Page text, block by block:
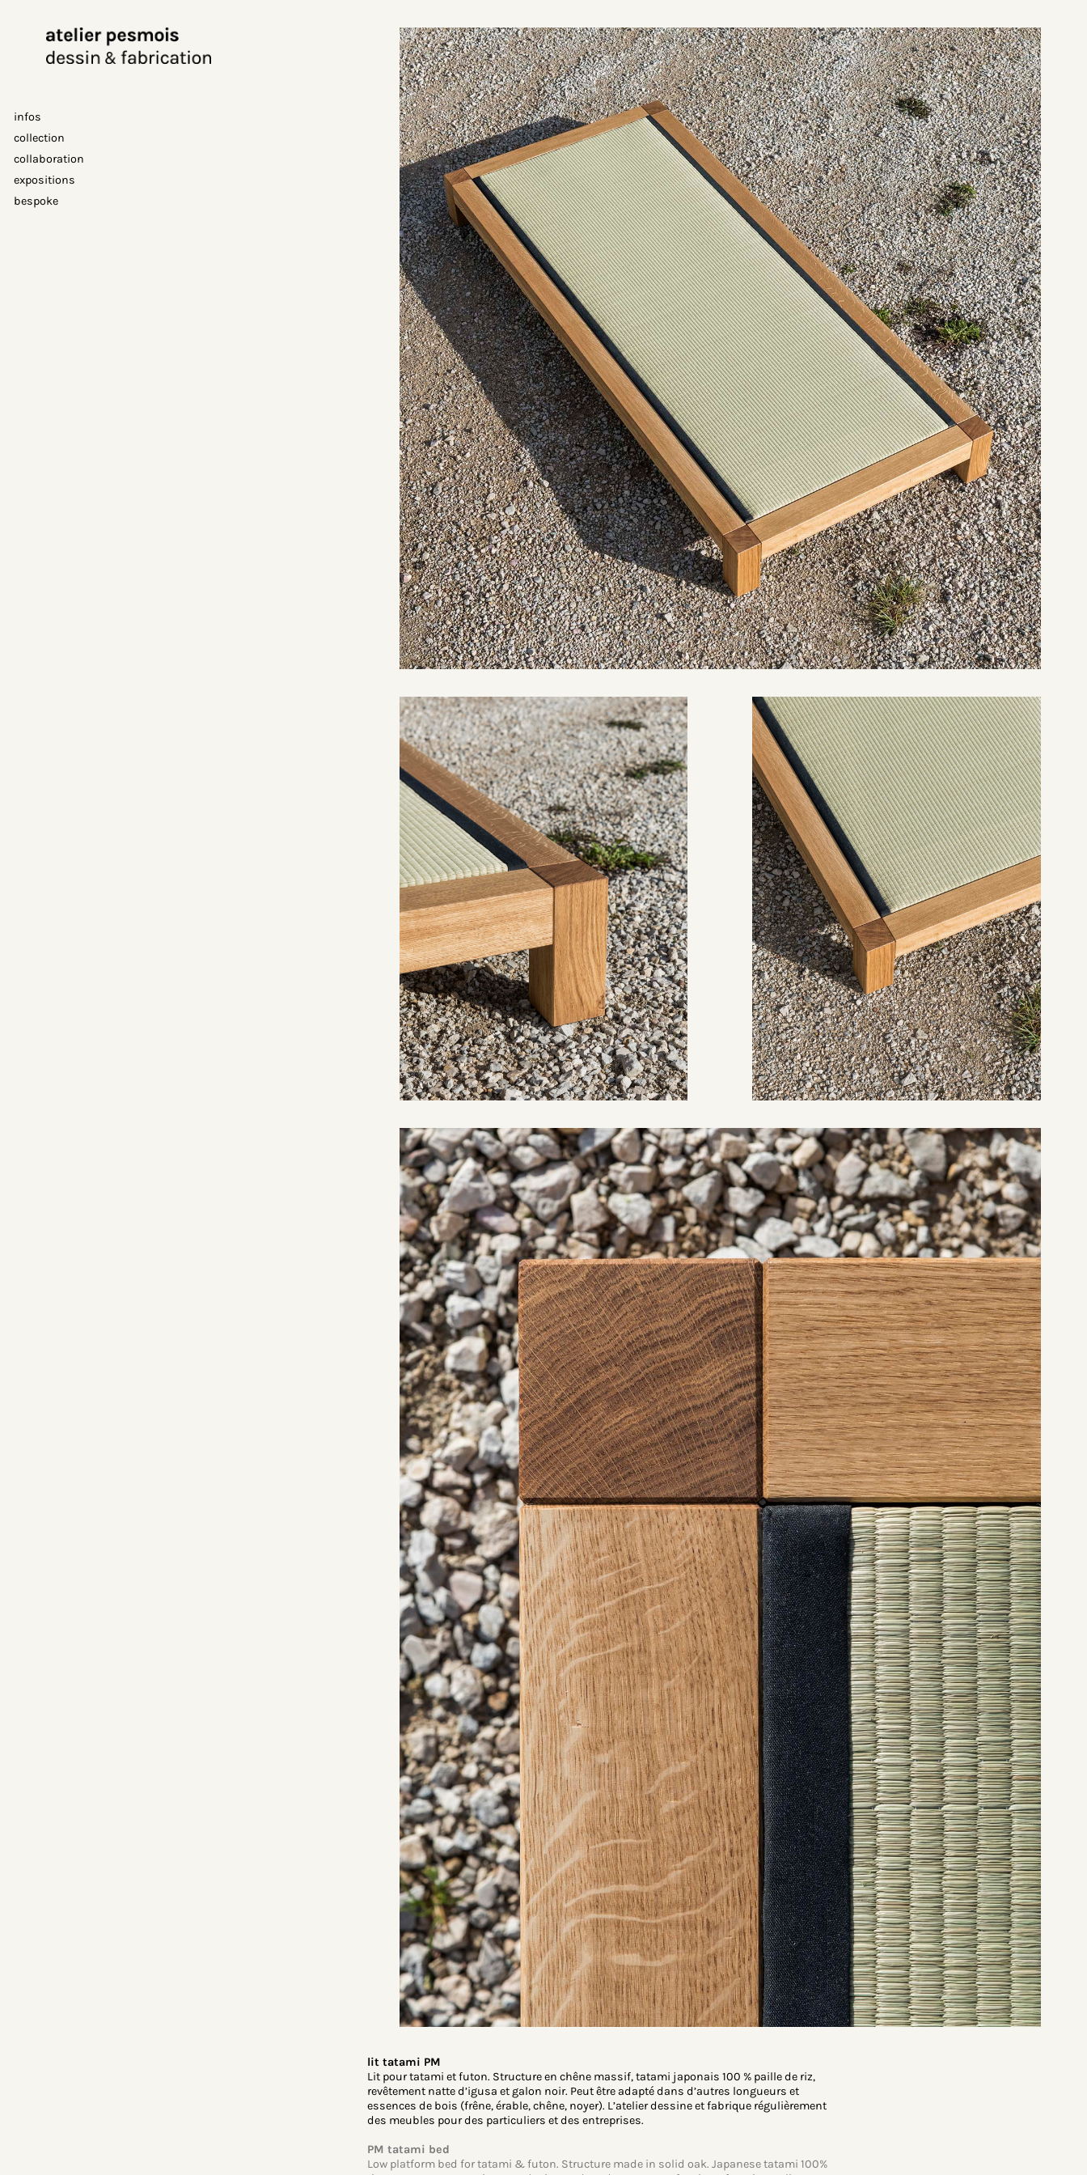
contenu
infos
collection
collaboration
expositions
bespoke
lit tatami PM
Lit pour tatami et futon. Structure en chêne massif, tatami japonais 100 % paille de riz,
revêtement natte d’igusa et galon noir. Peut être adapté dans d’autres longueurs et
essences de bois (frêne, érable, chêne, noyer). L’atelier dessine et fabrique régulièrement
des meubles pour des particuliers et des entreprises.
PM tatami bed
Low platform bed for tatami & futon. Structure made in solid oak. Japanese tatami 100%